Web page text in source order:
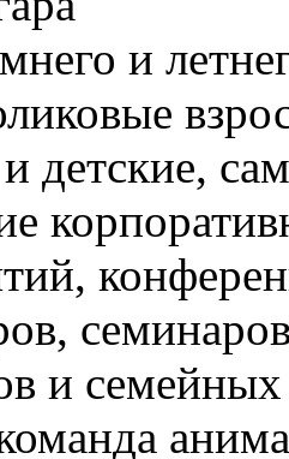
и
детские,
и